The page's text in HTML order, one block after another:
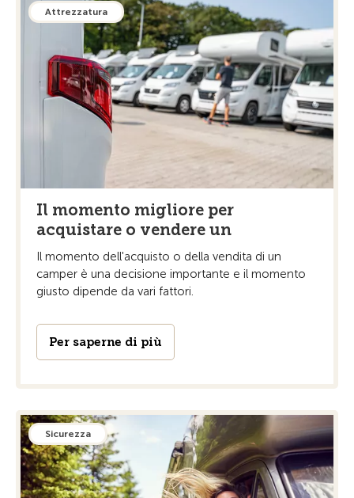
Attrezzatura
Il momento migliore per
acquistare o vendere un
Il momento dell'acquisto o della vendita di un
camper è una decisione importante e il momento
giusto dipende da vari fattori.
Per saperne di più
Sicurezza